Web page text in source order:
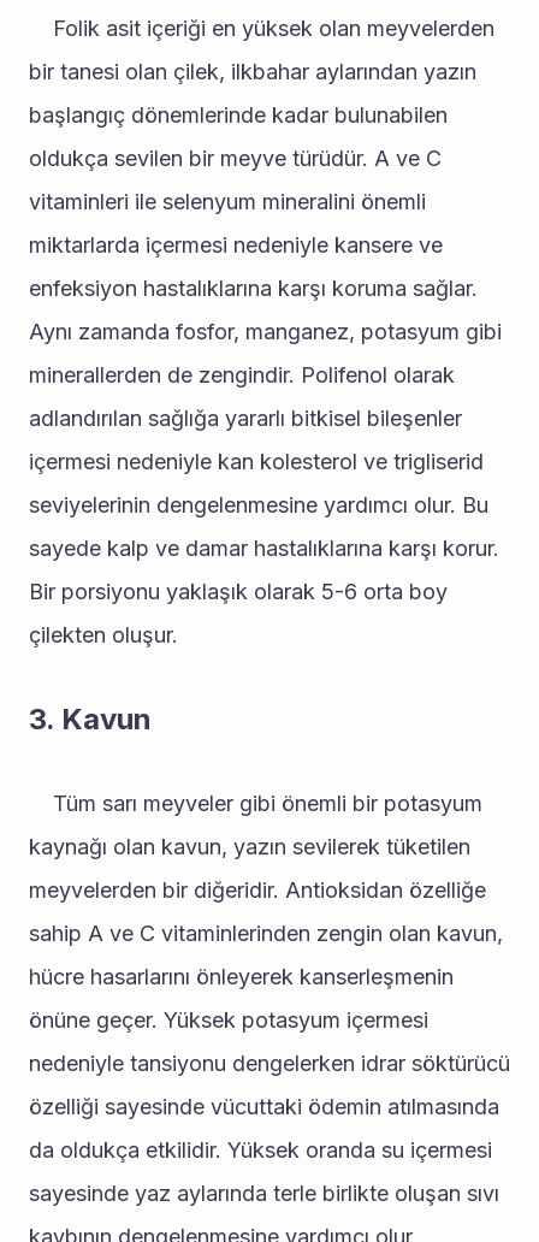
bir tanesi olan çilek, ilkbahar aylarından yazın
başlangıç dönemlerinde kadar bulunabilen
oldukça sevilen bir meyve türüdür. A ve C
vitaminleri ile selenyum mineralini önemli
miktarlarda içermesi nedeniyle kansere ve
enfeksiyon hastalıklarına karşı koruma sağlar.
Aynı zamanda fosfor, manganez, potasyum gibi
minerallerden de zengindir. Polifenol olarak
adlandırılan sağlığa yararlı bitkisel bileşenler
içermesi nedeniyle kan kolesterol ve trigliserid
seviyelerinin dengelenmesine yardımcı olur. Bu
sayede kalp ve damar hastalıklarına karşı korur.
Bir porsiyonu yaklaşık olarak 5-6 orta boy
çilekten oluşur.
3. Kavun
kaynağı olan kavun, yazın sevilerek tüketilen
meyvelerden bir diğeridir. Antioksidan özelliğe
sahip A ve C vitaminlerinden zengin olan kavun,
hücre hasarlarını önleyerek kanserleşmenin
önüne geçer. Yüksek potasyum içermesi
nedeniyle tansiyonu dengelerken idrar söktürücü
özelliği sayesinde vücuttaki ödemin atılmasında
da oldukça etkilidir. Yüksek oranda su içermesi
sayesinde yaz aylarında terle birlikte oluşan sıvı
kaybının dengelenmesine yardımcı olur,